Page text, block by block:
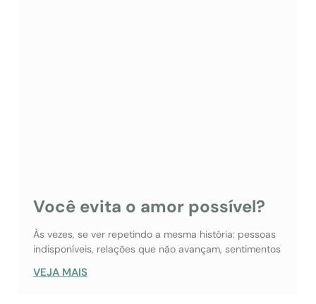
Você evita o amor possível?
Às vezes, se ver repetindo a mesma história: pessoas
indisponíveis, relações que não avançam, sentimentos
VEJA MAIS